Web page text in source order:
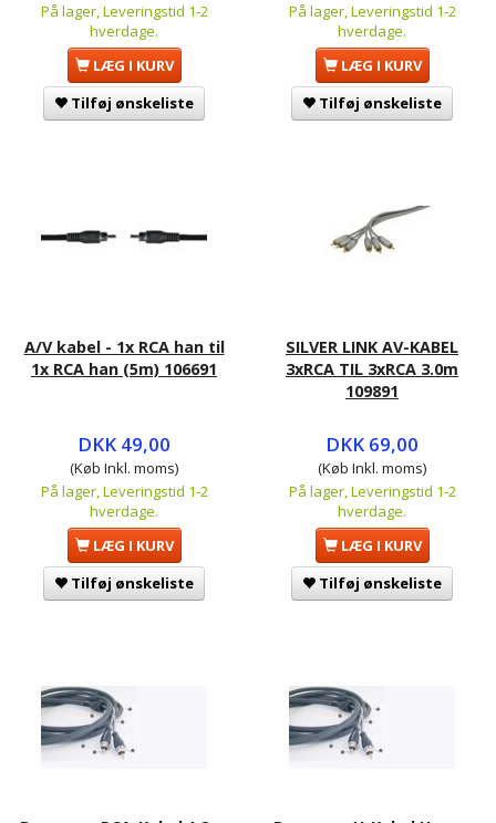
På lager, Leveringstid 1-2
hverdage.
LÆG I KURV
Tilføj ønskeliste
På lager, Leveringstid 1-2
hverdage.
LÆG I KURV
Tilføj ønskeliste
A/V kabel - 1x RCA han til
1x RCA han (5m) 106691
DKK 49,00
(Køb Inkl. moms)
På lager, Leveringstid 1-2
hverdage.
LÆG I KURV
Tilføj ønskeliste
SILVER LINK AV-KABEL
3xRCA TIL 3xRCA 3.0m
109891
DKK 69,00
(Køb Inkl. moms)
På lager, Leveringstid 1-2
hverdage.
LÆG I KURV
Tilføj ønskeliste